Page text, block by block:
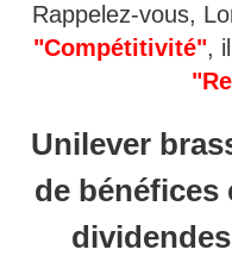
Rappelez-vous,
"Compétitivité",
"
Unilever
de bénéfices